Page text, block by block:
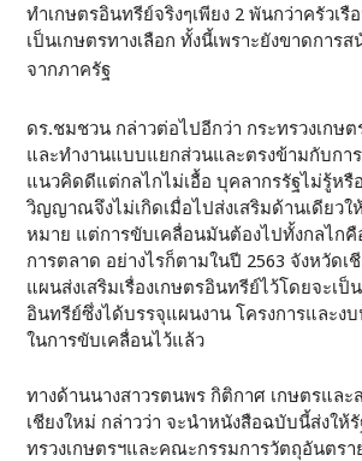
ทำเกษตรอินทรีย์จริงๆเพียง 2 พันกว่าครัวเรื
เป็นเกษตรทางเลือก ทั้งนี้เพราะยังขาดการ
จากภาครัฐ
ดร.ชมชวน กล่าวต่อไปอีกว่า กระทรวงเกษต
และทำงานแบบแยกส่วนและตรงข้ามกับกา
แนวคิดดีแต่กลไกไม่เอื้อ บุคลากรรัฐไม่รู้หรื
วิญญาณจึงไม่เกิดเมื่อไปส่งเสริมด้านเดียวใ
หมาย แต่การขับเคลื่อนมันต้องไปทั้งกลไกคื
การตลาด อย่างไรก็ตามในปี 2563 จังหวัดเ
แผนส่งเสริมเรื่องเกษตรอินทรีย์ไว้โดยจะเป็
อินทรีย์ซึ่งได้บรรจุแผนงาน โครงการและ
ในการขับเคลื่อนไว้แล้ว
ทางด้านนางสาวรตนพร กิติกาศ เกษตรแล
เชียงใหม่ กล่าวว่า จะนำหนังสือฉบับนี้ส่งให้
ทรวงเกษตรฯและคณะกรรมการวัตถุอันตรา